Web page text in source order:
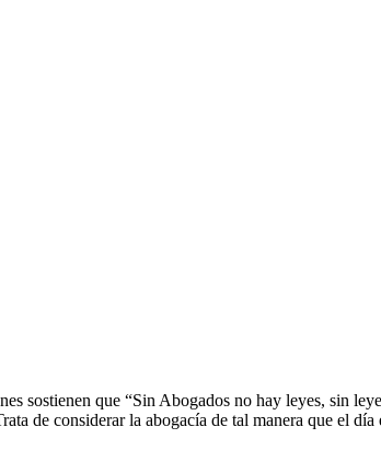
sostienen que “Sin Abogados no hay leyes, sin
de considerar la abogacía de tal manera que el